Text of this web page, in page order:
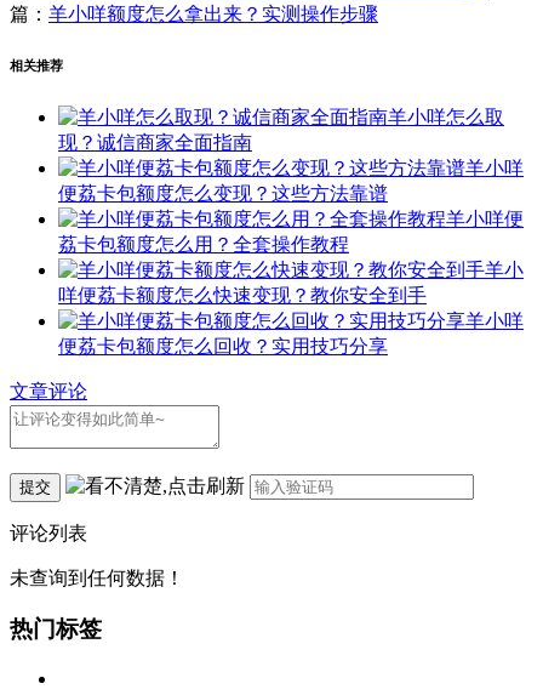
篇： 羊小咩额度怎么拿出来？实测操作步骤
相关推荐
羊小咩怎么取
现？诚信商家全面指南
羊小咩
便荔卡包额度怎么变现？这些方法靠谱
羊小咩便
荔卡包额度怎么用？全套操作教程
羊小
咩便荔卡额度怎么快速变现？教你安全到手
羊小咩
便荔卡包额度怎么回收？实用技巧分享
文章评论
提交
评论列表
未查询到任何数据！
热门标签